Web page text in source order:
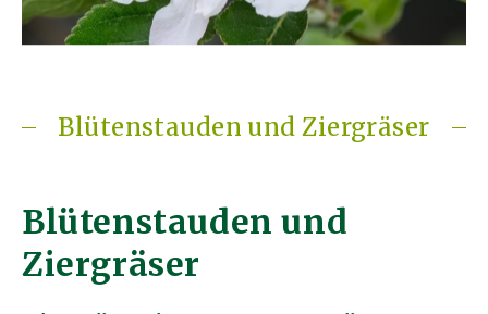
Blütenstauden und Ziergräser
Blütenstauden und
Ziergräser